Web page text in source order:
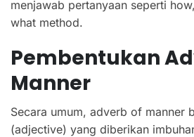
menjawab pertanyaan seperti
what method.
Pembentukan
Manner
Secara umum, adverb of manner
(adjective) yang diberikan